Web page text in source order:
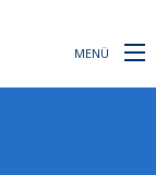
MENÜ